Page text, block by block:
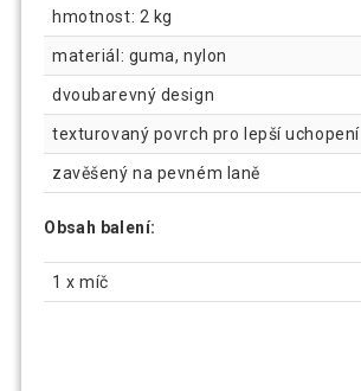
hmotnost: 2 kg
materiál: guma, nylon
dvoubarevný design
texturovaný povrch pro lepší uchopení
zavěšený na pevném laně
Obsah balení:
1 x míč